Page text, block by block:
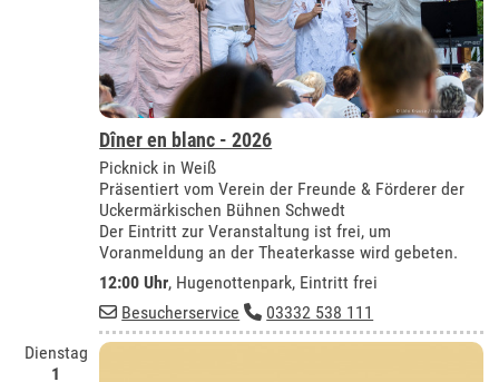
Dîner en blanc - 2026
Picknick in Weiß
Präsentiert vom Verein der Freunde & Förderer der
Uckermärkischen Bühnen Schwedt
Der Eintritt zur Veranstaltung ist frei, um
Voranmeldung an der Theaterkasse wird gebeten.
12:00 Uhr, Hugenottenpark, Eintritt frei
Besucherservice
03332 538 111
Dienstag
1